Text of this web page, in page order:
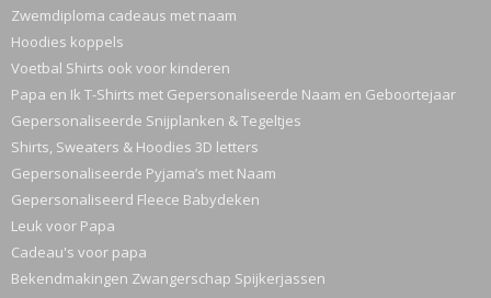
Zwemdiploma cadeaus met naam
Hoodies koppels
Voetbal Shirts ook voor kinderen
Papa en Ik T-Shirts met Gepersonaliseerde Naam en Geboortejaar
Gepersonaliseerde Snijplanken & Tegeltjes
Shirts, Sweaters & Hoodies 3D letters
Gepersonaliseerde Pyjama’s met Naam
Gepersonaliseerd Fleece Babydeken
Leuk voor Papa
Cadeau's voor papa
Bekendmakingen Zwangerschap Spijkerjassen